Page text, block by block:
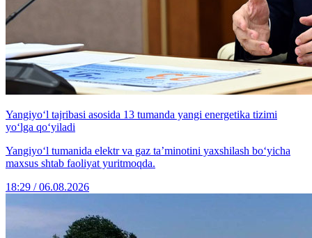
Yangiyo‘l tajribasi asosida 13 tumanda yangi energetika tizimi
yo‘lga qo‘yiladi
Yangiyo‘l tumanida elektr va gaz ta’minotini yaxshilash bo‘yicha
maxsus shtab faoliyat yuritmoqda.
18:29 / 06.08.2026